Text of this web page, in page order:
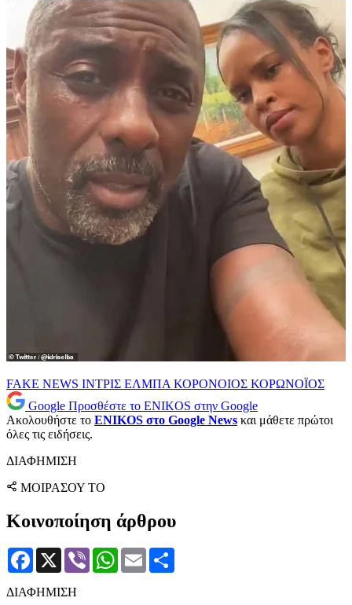
FAKE NEWS ΙΝΤΡΙΣ ΕΛΜΠΑ ΚΟΡΟΝΟΙΟΣ ΚΟΡΩΝΟΪΟΣ
Google Προσθέστε το ENIKOS στην Google
Ακολουθήστε το ENIKOS στο Google News και μάθετε πρώτοι
όλες τις ειδήσεις.
ΔΙΑΦΗΜΙΣΗ
ΜΟΙΡΑΣΟΥ ΤΟ
Κοινοποίηση άρθρου
Facebook
X Viber WhatsApp
Email
ΔΙΑΦΗΜΙΣΗ